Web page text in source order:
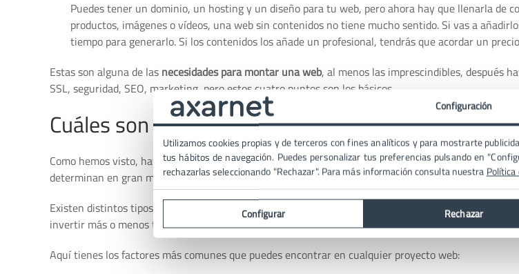
Puedes tener un dominio, un hosting y un diseño para tu web, pero ahora hay que llenarla de
productos, imágenes o vídeos, una web sin contenidos no tiene mucho sentido. Si vas a
tiempo para generarlo. Si los contenidos los añade un profesional, tendrás que acordar un
Estas son alguna de lasnecesidades para montar una web, al menos las imprescindibles, después
SSL, seguridad, SEO, marketing, pero estos cuatro puntos son los básicos.
Cuáles son los factores claves de una web
Como hemos visto, hay algunas cosas imprescindibles en cualquier sitio web, pero hay otros
determinan en gran medida el precio que puede tener una web.
Existen distintos tipos de web y cada una de ellas tiene distintas necesidades. Como es lógico,
invertir más o menos tiempo en ella y por lo tanto el coste variará.
Aquí tienes los factores más comunes que puedes encontrar en cualquier proyecto web:
Configuración
Utilizamos cookies propias y de terceros con fines analíticos y para mostrarte
tus hábitos de navegación. Puedes personalizar tus preferencias pulsando en
rechazarlas seleccionando "Rechazar". Para más información consulta nuestraPolítica
Configurar Rechazar